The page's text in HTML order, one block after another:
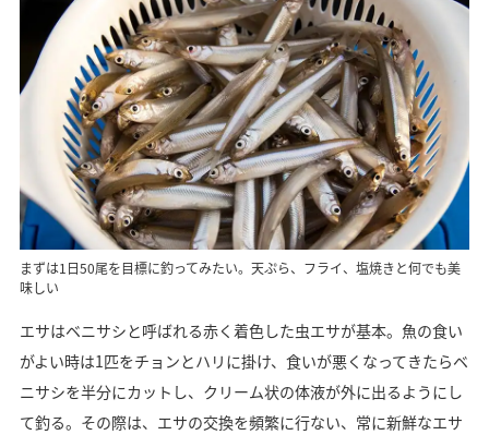
まずは1日50尾を目標に釣ってみたい。天ぷら、フライ、塩焼きと何でも美
味しい
エサはベニサシと呼ばれる赤く着色した虫エサが基本。魚の食い
がよい時は1匹をチョンとハリに掛け、食いが悪くなってきたらベ
ニサシを半分にカットし、クリーム状の体液が外に出るようにし
て釣る。その際は、エサの交換を頻繁に行ない、常に新鮮なエサ